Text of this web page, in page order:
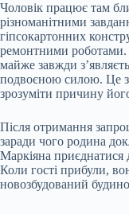
Чоловік працює там
різноманітними
гіпсокартонних
ремонтними роботами.
майже завжди
подвоєною силою. Це
зрозуміти причину
Після отримання
заради чого родина
Маркіяна
Коли гості прибули,
новозбудований